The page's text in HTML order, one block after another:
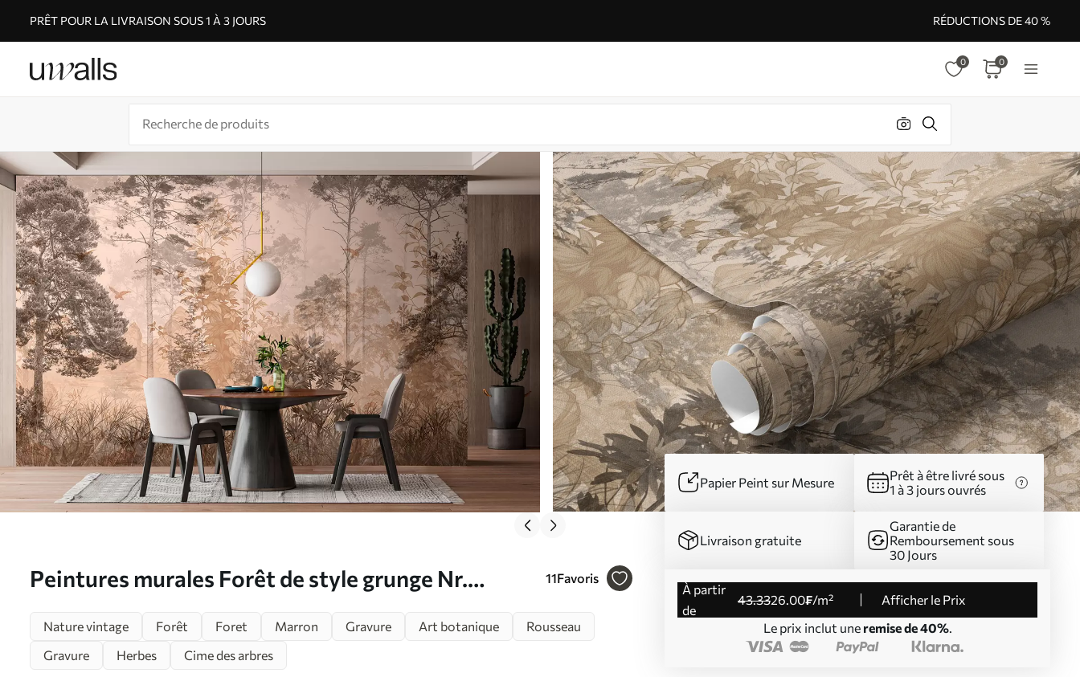
PRÊT POUR LA LIVRAISON SOUS 1 À 3 JOURS RÉDUCTIONS DE 40 %
0 0
Peintures murales Forêt de style grunge Nr.
11Favoris
Papier Peint sur Mesure
Prêt à être livré sous
1 à 3 jours ouvrés
Livraison gratuite
Garantie de
Remboursement sous
30 Jours
à partir
de
43.3326 .00₣/m²
Afficher le Prix
Le prix inclut une remise de 40%.
Nature vintage Forêt Foret Marron Gravure Art botanique
Rousseau
Gravure
Herbes Cime des arbres